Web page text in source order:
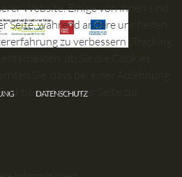
DATENSCHUTZ
Website. Einige von ihnen sind
Seite, während andere uns helfen,
zu verbessern (Tracking
ob Sie die Cookies
Sie, dass bei einer Ablehnung
der Seite zur